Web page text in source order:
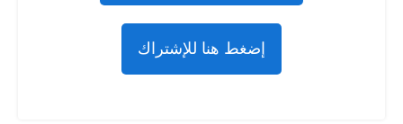
إضغط هنا للإشتراك